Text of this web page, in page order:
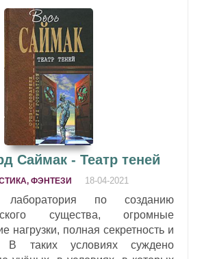
Саймак - Театр теней
ФЭНТЕЗИ 18-04-2021
лаборатория по созданию
существа, огромные
нагрузки, полная секретность и
В таких условиях суждено